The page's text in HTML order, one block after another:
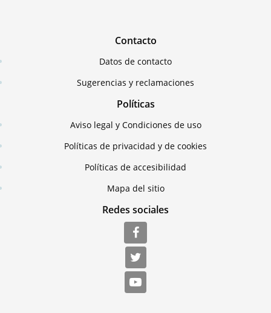
Contacto
Datos de contacto
Sugerencias y reclamaciones
Políticas
Aviso legal y Condiciones de uso
Políticas de privacidad y de cookies
Políticas de accesibilidad
Mapa del sitio
Redes sociales